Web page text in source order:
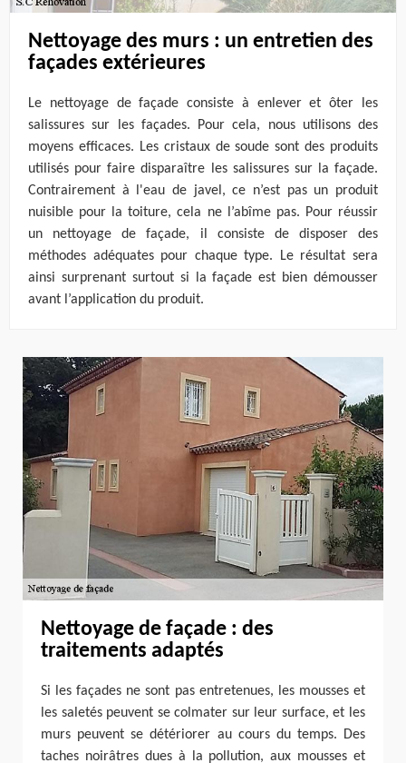
Nettoyage des murs : un entretien des
façades extérieures
Le nettoyage de façade consiste à enlever et ôter les
salissures sur les façades. Pour cela, nous utilisons des
moyens efficaces. Les cristaux de soude sont des produits
utilisés pour faire disparaître les salissures sur la façade.
Contrairement à l'eau de javel, ce n’est pas un produit
nuisible pour la toiture, cela ne l’abîme pas. Pour réussir
un nettoyage de façade, il consiste de disposer des
méthodes adéquates pour chaque type. Le résultat sera
ainsi surprenant surtout si la façade est bien démousser
avant l’application du produit.
Nettoyage de façade : des
traitements adaptés
Si les façades ne sont pas entretenues, les mousses et
les saletés peuvent se colmater sur leur surface, et les
murs peuvent se détériorer au cours du temps. Des
taches noirâtres dues à la pollution, aux mousses et